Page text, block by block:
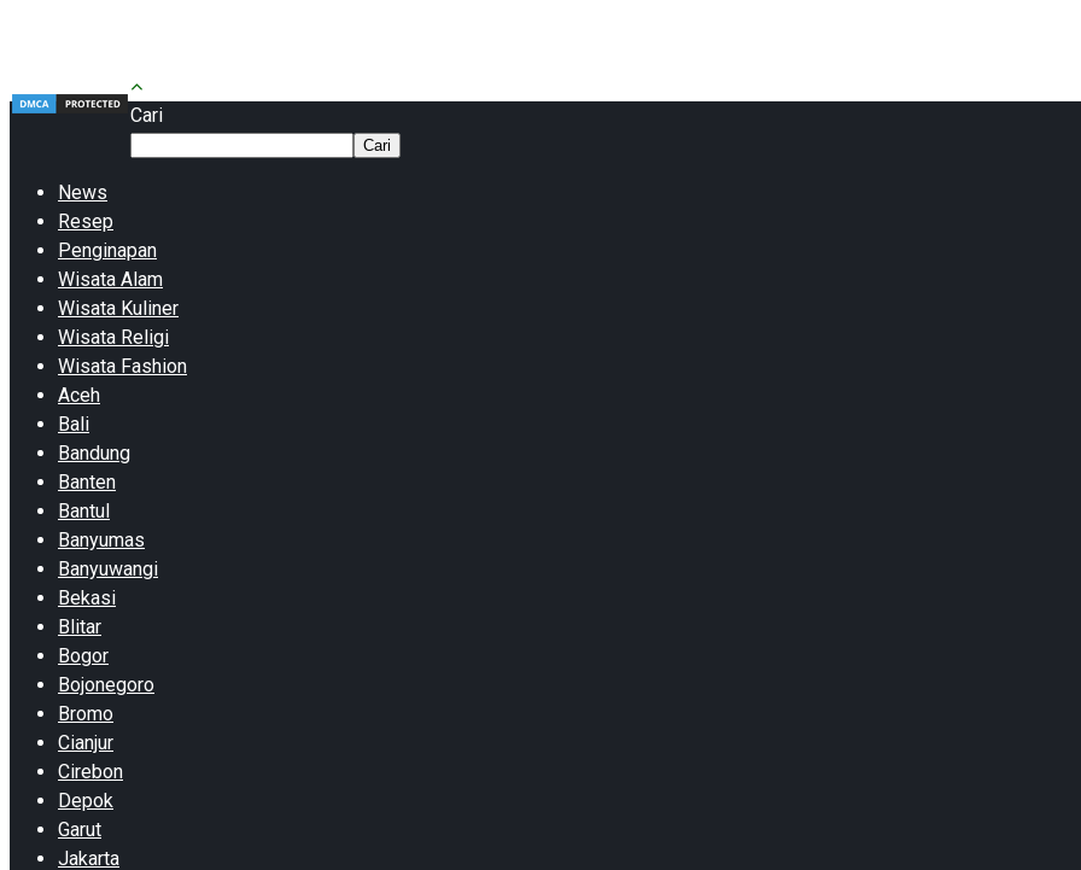
Cari
Cari
News
Resep
Penginapan
Wisata Alam
Wisata Kuliner
Wisata Religi
Wisata Fashion
Aceh
Bali
Bandung
Banten
Bantul
Banyumas
Banyuwangi
Bekasi
Blitar
Bogor
Bojonegoro
Bromo
Cianjur
Cirebon
Depok
Garut
Jakarta